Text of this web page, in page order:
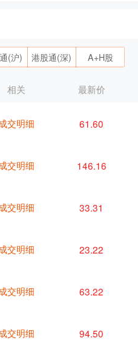
(沪) 港股通(深) A+H股
相关 最新价
交明细 61.60
交明细 146.16
交明细 33.31
交明细 23.22
交明细 63.22
交明细 94.50